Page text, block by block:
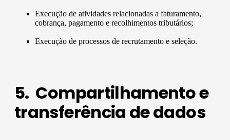
Execução de atividades relacionadas a faturamento,
cobrança, pagamento e recolhimentos tributários;
Execução de processos de recrutamento e seleção.
5. Compartilhamento e
transferência de dados